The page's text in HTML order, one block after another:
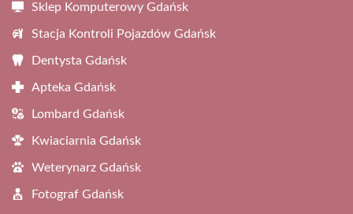
Sklep Komputerowy Gdańsk
Stacja Kontroli Pojazdów Gdańsk
Dentysta Gdańsk
Apteka Gdańsk
Lombard Gdańsk
Kwiaciarnia Gdańsk
Weterynarz Gdańsk
Fotograf Gdańsk